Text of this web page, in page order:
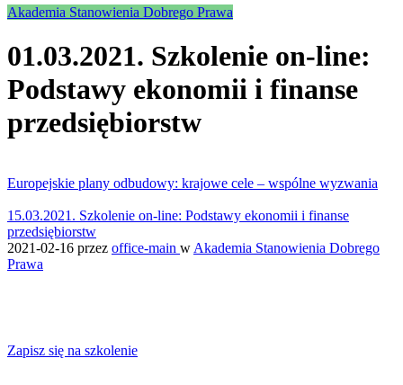
Akademia Stanowienia Dobrego Prawa
01.03.2021. Szkolenie on-line:
Podstawy ekonomii i finanse
przedsiębiorstw
Europejskie plany odbudowy: krajowe cele – wspólne wyzwania
15.03.2021. Szkolenie on-line: Podstawy ekonomii i finanse
przedsiębiorstw
2021-02-16 przez office-main w Akademia Stanowienia Dobrego
Prawa
Zapisz się na szkolenie